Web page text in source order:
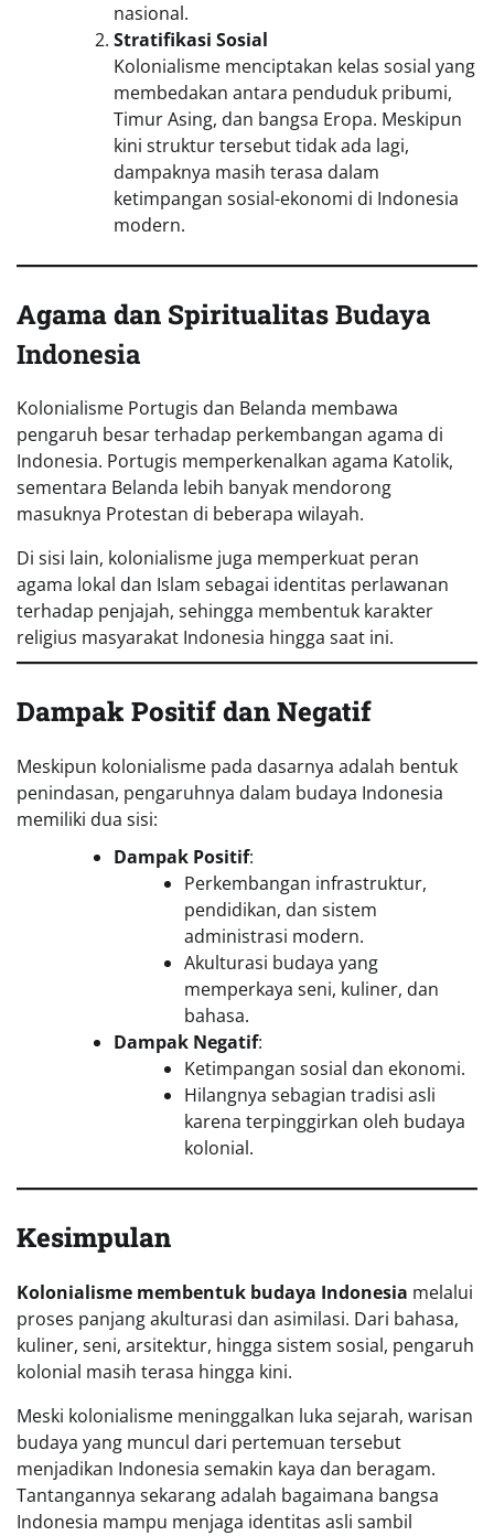
nasional.
Stratifikasi Sosial
Kolonialisme menciptakan kelas sosial yang
membedakan antara penduduk pribumi,
Timur Asing, dan bangsa Eropa. Meskipun
kini struktur tersebut tidak ada lagi,
dampaknya masih terasa dalam
ketimpangan sosial-ekonomi di Indonesia
modern.
Agama dan SpiritualitasBudaya
Indonesia
Kolonialisme Portugis dan Belanda membawa
pengaruh besar terhadap perkembangan agama di
Indonesia. Portugis memperkenalkan agama Katolik,
sementara Belanda lebih banyak mendorong
masuknya Protestan di beberapa wilayah.
Di sisi lain, kolonialisme juga memperkuat peran
agama lokal dan Islam sebagai identitas perlawanan
terhadap penjajah, sehingga membentuk karakter
religius masyarakat Indonesia hingga saat ini.
Dampak Positif dan Negatif
Meskipun kolonialisme pada dasarnya adalah bentuk
penindasan, pengaruhnya dalam budaya Indonesia
memiliki dua sisi:
Dampak Positif:
Perkembangan infrastruktur,
pendidikan, dan sistem
administrasi modern.
Akulturasi budaya yang
memperkaya seni, kuliner, dan
bahasa.
Dampak Negatif:
Ketimpangan sosial dan ekonomi.
Hilangnya sebagian tradisi asli
karena terpinggirkan oleh budaya
kolonial.
Kesimpulan
Kolonialisme membentuk budaya Indonesia melalui
proses panjang akulturasi dan asimilasi. Dari bahasa,
kuliner, seni, arsitektur, hingga sistem sosial, pengaruh
kolonial masih terasa hingga kini.
Meski kolonialisme meninggalkan luka sejarah, warisan
budaya yang muncul dari pertemuan tersebut
menjadikan Indonesia semakin kaya dan beragam.
Tantangannya sekarang adalah bagaimana bangsa
Indonesia mampu menjaga identitas asli sambil